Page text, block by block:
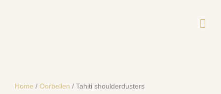
Home / Oorbellen / Tahiti shoulderdusters